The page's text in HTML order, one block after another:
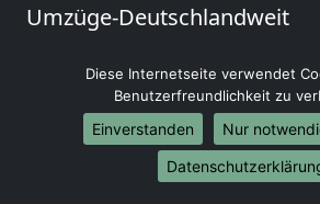
Umzüge-Deutschlandweit
Umzug von Halle Saale nach
Umzug von Halle Saale nach
Umzug von Halle Saale nach Köln
Umzug von Halle Saale nach
Umzug von Halle Saale nach
Diese Internetseite verwendet
Benutzerfreundlichkeit zu
Einverstanden
Nur